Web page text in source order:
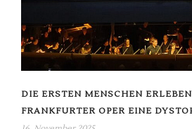
DIE ERSTEN MENSCHEN
FRANKFURTER OPER EINE